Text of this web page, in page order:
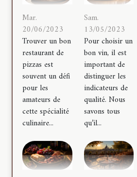
Mar.
20/06/2023
Trouver un bon
restaurant de
pizzas est
souvent un défi
pour les
amateurs de
cette spécialité
culinaire...
Sam.
13/05/2023
Pour choisir un
bon vin, il est
important de
distinguer les
indicateurs de
qualité. Nous
savons tous
qu’il...